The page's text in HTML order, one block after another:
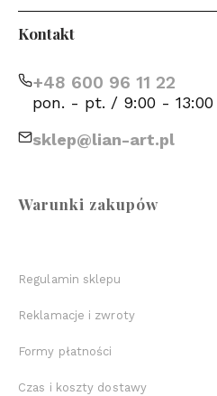
Kontakt
+48 600 96 11 22
pon. - pt. / 9:00 - 13:00
sklep@lian-art.pl
Linki w stopce
Warunki zakupów
Regulamin sklepu
Reklamacje i zwroty
Formy płatności
Czas i koszty dostawy